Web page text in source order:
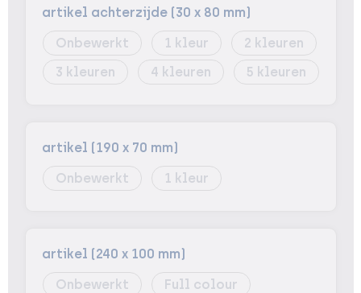
artikel achterzijde (30 x 80 mm)
Onbewerkt
1
2
3
4 5
artikel (190 x 70 mm)
Onbewerkt
1
artikel (240 x 100 mm)
Onbewerkt
Full colour